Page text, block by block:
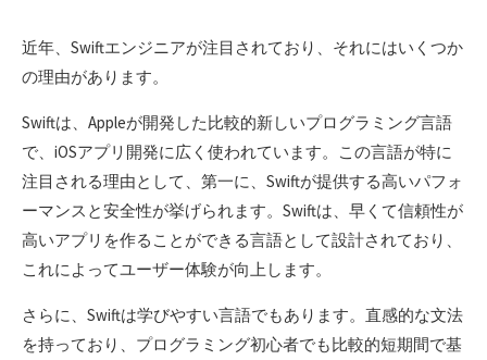
近年、Swiftエンジニアが注目されており、それにはいくつか
の理由があります。
Swiftは、Appleが開発した比較的新しいプログラミング言語
で、iOSアプリ開発に広く使われています。この言語が特に
注目される理由として、第一に、Swiftが提供する高いパフォ
ーマンスと安全性が挙げられます。Swiftは、早くて信頼性が
高いアプリを作ることができる言語として設計されており、
これによってユーザー体験が向上します。
さらに、Swiftは学びやすい言語でもあります。直感的な文法
を持っており、プログラミング初心者でも比較的短期間で基